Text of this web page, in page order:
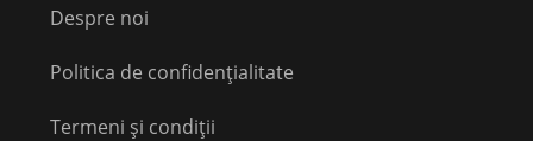
Despre noi
Politica de confidențialitate
Termeni și condiții